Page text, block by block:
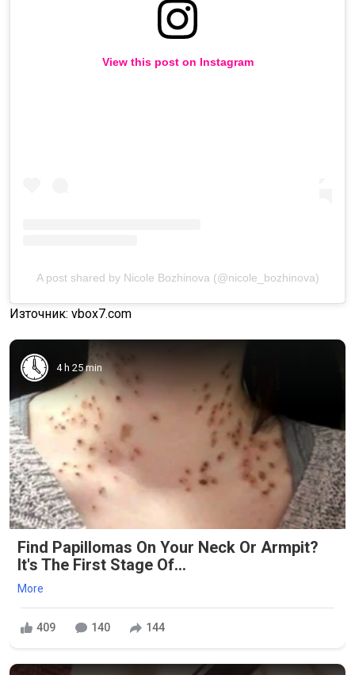
View this post on Instagram
A post shared by Nicole Bozhinova (@nicole_bozhinova)
Източник: vbox7.com
4 h 25 min
Find Papillomas On Your Neck Or Armpit?
It's The First Stage Of...
More
409 140 144